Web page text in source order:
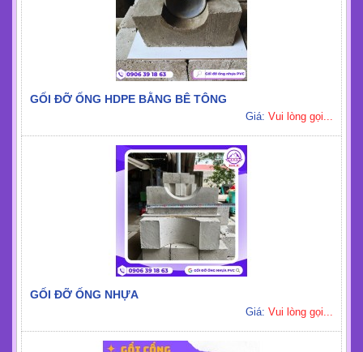
GỐI ĐỠ ỐNG HDPE BẰNG BÊ TÔNG
Giá: Vui lòng gọi...
GỐI ĐỠ ỐNG NHỰA
Giá: Vui lòng gọi...